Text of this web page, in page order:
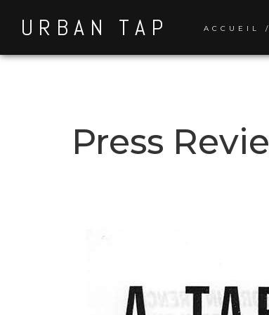
URBAN TAP ACCUEIL
Press